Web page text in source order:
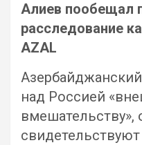
Алиев пообещал
расследование
AZAL
над Россией
вмешательству»,